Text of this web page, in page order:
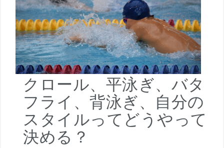
クロール、平泳ぎ、バタ
フライ、背泳ぎ、自分の
スタイルってどうやって
決める？